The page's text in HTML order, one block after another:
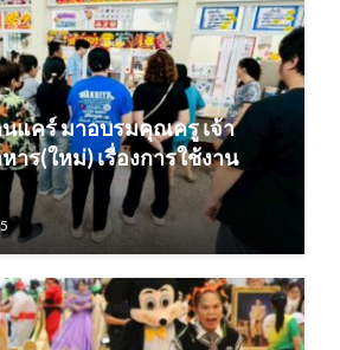
แคร์ มาอบรมคุณครู เจ้า
าร(ใหม่) เรื่องการใช้งาน